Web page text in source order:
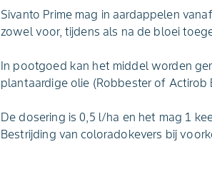
Sivanto Prime mag in aardappelen
zowel voor, tijdens als na de bloei
In pootgoed kan het middel worden
plantaardige olie (Robbester of Actirob
De dosering is 0,5 l/ha en het mag 1
Bestrijding van coloradokevers bij